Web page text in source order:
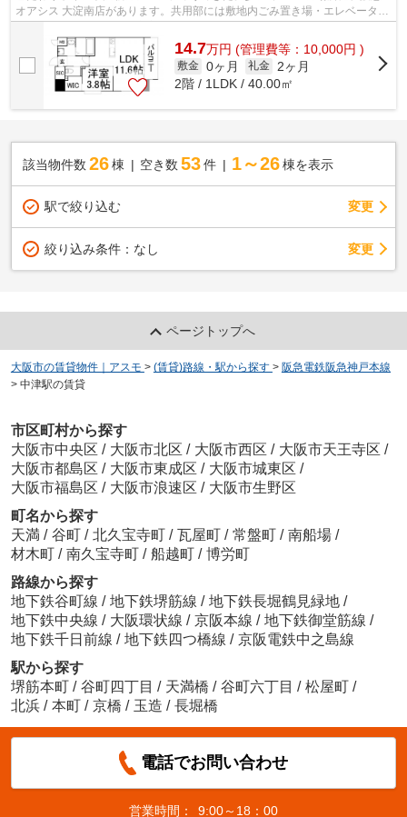
オアシス 大淀南店があります。共用部には敷地内ごみ置き場・エレベータな
14.7万円 (管理費等：10,000円 )
敷金 0ヶ月 礼金
2ヶ月
2階 / 1LDK / 40.00㎡
該当物件数 26棟 空き数 53 件 1～26 棟を表示
駅で絞り込む 変更
絞り込み条件： なし 変更
ページトップへ
大阪市の賃貸物件｜アスモ > (賃貸)路線・駅から探す > 阪急電鉄阪急神戸本線
> 中津駅の賃貸
市区町村から探す
大阪市中央区 / 大阪市北区 / 大阪市西区 / 大阪市天王寺区 /
大阪市都島区 / 大阪市東成区 / 大阪市城東区 /
大阪市福島区 / 大阪市浪速区 / 大阪市生野区
町名から探す
天満 / 谷町 / 北久宝寺町 / 瓦屋町 / 常盤町 / 南船場 /
材木町 / 南久宝寺町 / 船越町 / 博労町
路線から探す
地下鉄谷町線 / 地下鉄堺筋線 / 地下鉄長堀鶴見緑地 /
地下鉄中央線 / 大阪環状線 / 京阪本線 / 地下鉄御堂筋線 /
地下鉄千日前線 / 地下鉄四つ橋線 / 京阪電鉄中之島線
駅から探す
堺筋本町 / 谷町四丁目 / 天満橋 / 谷町六丁目 / 松屋町 /
北浜 / 本町 / 京橋 / 玉造 / 長堀橋
電話でお問い合わせ
営業時間： 9:00～18：00